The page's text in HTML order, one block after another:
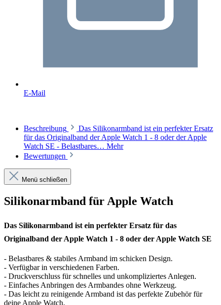
E-Mail
Beschreibung
Das Silikonarmband ist ein perfekter Ersatz
für das Originalband der Apple Watch 1 - 8 oder der Apple
Watch SE - Belastbares… Mehr
Bewertungen
Menü schließen
Silikonarmband für Apple Watch
Das Silikonarmband ist ein perfekter Ersatz für das
Originalband der Apple Watch 1 - 8 oder der Apple Watch SE
- Belastbares & stabiles Armband im schicken Design.
- Verfügbar in verschiedenen Farben.
- Druckverschluss für schnelles und unkompliziertes Anlegen.
- Einfaches Anbringen des Armbandes ohne Werkzeug.
- Das leicht zu reinigende Armband ist das perfekte Zubehör für
deine Apple Watch.